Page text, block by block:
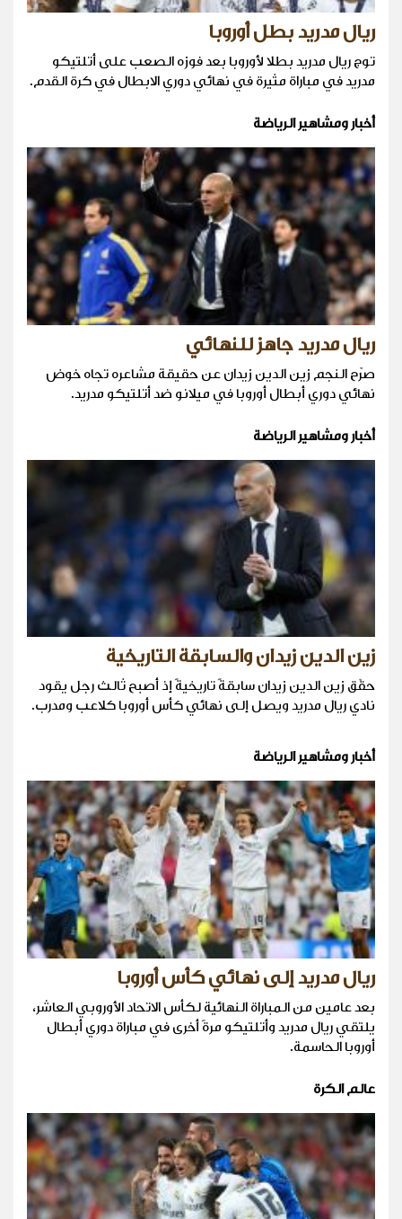
ريال مدريد بطل أوروبا
توج ريال مدريد بطلا لأوروبا بعد فوزه الصعب على أتلتيكو
مدريد في مباراة مثيرة في نهائي دوري الابطال في كرة القدم.
أخبار ومشاهير الرياضة
ريال مدريد جاهز للنهائي
صرّح النجم زين الدين زيدان عن حقيقة مشاعره تجاه خوض
نهائي دوري أبطال أوروبا في ميلانو ضد أتلتيكو مدريد.
أخبار ومشاهير الرياضة
زين الدين زيدان والسابقة التاريخية
حقّق زين الدين زيدان سابقةً تاريخيةً إذ أصبح ثالث رجل يقود
نادي ريال مدريد ويصل إلى نهائي كأس أوروبا كلاعب ومدرب.
أخبار ومشاهير الرياضة
ريال مدريد إلى نهائي كأس أوروبا
بعد عامين من المباراة النهائية لكأس الاتحاد الأوروبي العاشر،
يلتقي ريال مدريد وأتلتيكو مرةً أخرى في مباراة دوري أبطال
أوروبا الحاسمة.
عالم الكرة